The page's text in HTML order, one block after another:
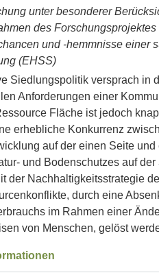
unter besonderer
des Forschungsprojektes
und -hemmnisse einer
(EHSS)
Siedlungspolitik versprach in
Anforderungen einer
Fläche ist jedoch
erhebliche Konkurrenz
auf der einen Seite und
und Bodenschutzes auf
der Nachhaltigkeitsstrategie
durch eine
im Rahmen einer
von Menschen, gelöst